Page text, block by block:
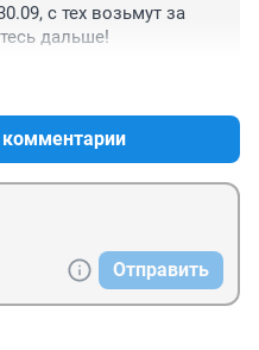
с тех возьмут за
дальше!
комментарии
Отправить